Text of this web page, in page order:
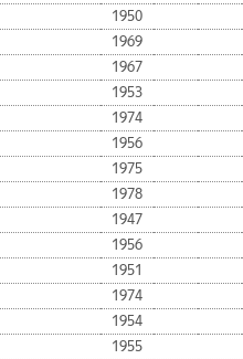
1950
1969
1967
1953
1974
1956
1975
1978
1947
1956
1951
1974
1954
1955